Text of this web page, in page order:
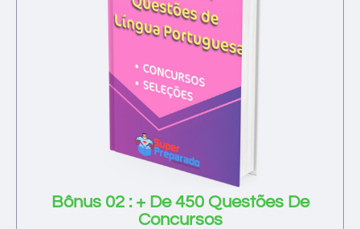
Bônus 02 : + De 450 Questões De
Concursos